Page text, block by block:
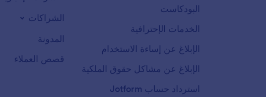
البودكاست
الخدمات الإحترافية
الإبلاغ عن إساءة الاستخدام
الإبلاغ عن مشاكل حقوق الملكية
استرداد حساب Jotform
الشراكات
المدونة
قصص العملاء